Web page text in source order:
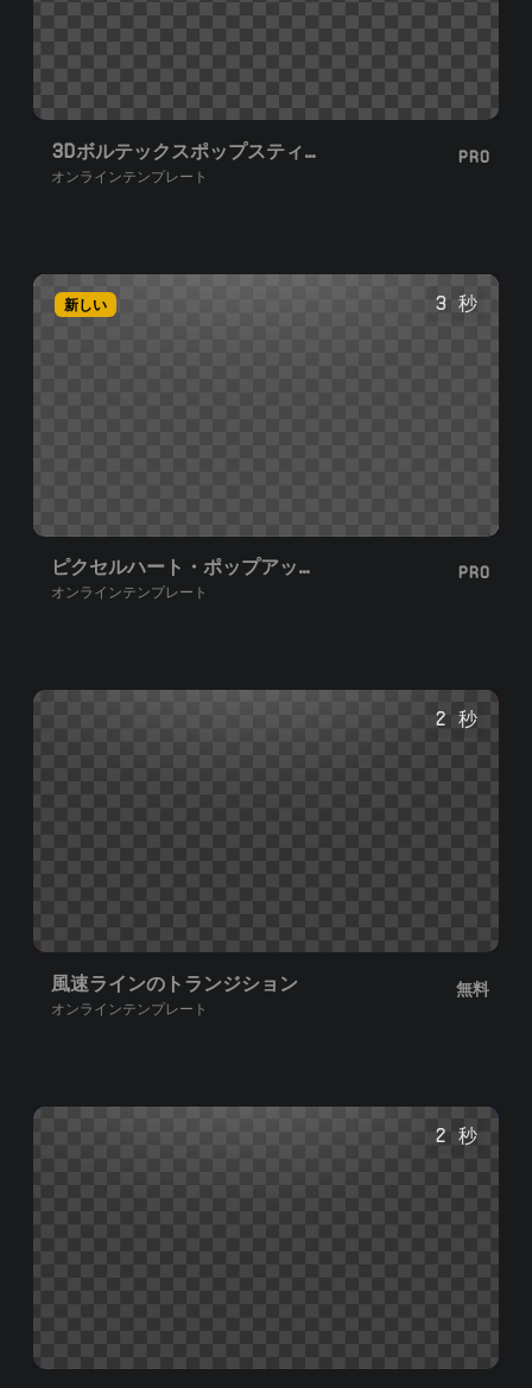
3Dボルテックスポップスティンガー
オンラインテンプレート
PRO
新しい 3 秒
ピクセルハート・ポップアップ・スティンガートランジション
オンラインテンプレート
PRO
2 秒
風速ラインのトランジション
オンラインテンプレート
無料
2 秒